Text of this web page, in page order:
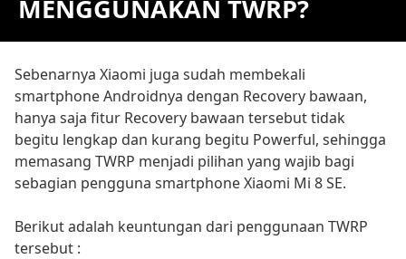
MENGGUNAKAN TWRP?
Sebenarnya Xiaomi juga sudah membekali
smartphone Androidnya dengan Recovery bawaan,
hanya saja fitur Recovery bawaan tersebut tidak
begitu lengkap dan kurang begitu Powerful, sehingga
memasang TWRP menjadi pilihan yang wajib bagi
sebagian pengguna smartphone Xiaomi Mi 8 SE.
Berikut adalah keuntungan dari penggunaan TWRP
tersebut :